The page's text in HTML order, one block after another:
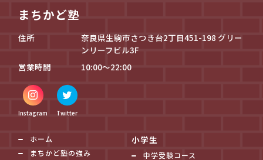
まちかど塾
住所
奈良県生駒市さつき台2丁目451-198 グリー
ンリーフビル3F
営業時間
10:00～22:00
Instagram Twitter
ホーム
まちかど塾の強み
小学生
中学受験コース